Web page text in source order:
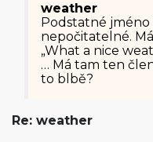
weather
Podstatné jméno
nepočitatelné.
„What a nice
… Má tam ten
to blbě?
Re: weather